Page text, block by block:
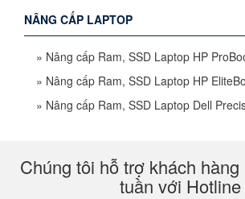
NÂNG CẤP LAPTOP
» Nâng cấp Ram, SSD Laptop HP
» Nâng cấp Ram, SSD Laptop HP
» Nâng cấp Ram, SSD Laptop Dell
Chúng tôi hỗ trợ khách hàng
tuần với Hotline